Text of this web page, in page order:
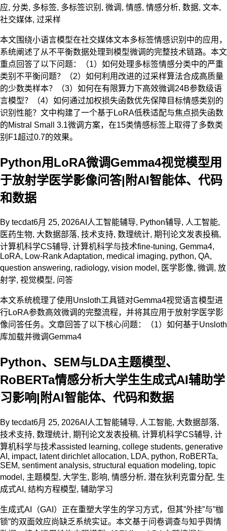
应, 分类, 多标签, 多标签识别 , 微调 , 情感, 情感分析, 数据, 文本,
社交媒体, 过采样
本文围绕小语言模型在社交媒体文本多标签情感识别中的应用，
系统阐述了从不平衡数据处理到模型微调的完整技术链路。本文
重点回答了以下问题：（1）如何处理多标签情感分类中的严重
类别不平衡问题？（2）如何利用改进的过采样算法合成高质量
的少数类样本？（3）如何在有限算力下高效微调24B参数级语
言模型？（4）如何通过加权损失函数优先保障目标情感类别的
识别性能？文中构建了一个基于LoRA低秩适配与焦点损失函数
的Mistral Small 3.1微调方案，在15类情感标签上取得了多数类
别F1超过0.7的效果。
Python用LoRA微调Gemma4视觉模型用
于放射学医学影像问答|附AI智能体、代码
和数据
By tecdat6月 25, 2026AI人工智能辅导, Python辅导, 人工智能,
医药生物, 大数据部落, 技术支持, 数理统计, 期刊论文发表投稿,
计算机科学CS辅导, 计算机科学与技术fine-tuning, Gemma4,
LoRA, Low-Rank Adaptation, medical imaging, python, QA,
question answering, radiology, vision model , 医学影像, 微调 , 放
射学, 视觉模型, 问答
本文系统梳理了使用Unsloth工具链对Gemma4视觉语言模型进
行LoRA参数高效微调的完整流程，并将其应用于放射学医学影
像问答任务。文章回答了以下核心问题：（1）如何基于Unsloth
库加载并微调Gemma4
Python、SEM与LDA主题模型、
RoBERTa情感分析大学生生成式AI辅助学
习影响|附AI智能体、代码和数据
By tecdat6月 25, 2026AI人工智能辅导, 人工智能, 大数据部落,
技术支持, 数理统计, 期刊论文发表投稿, 计算机科学CS辅导, 计
算机科学与技术assisted learning, college students, generative
AI , impact, latent dirichlet allocation, LDA, python, RoBERTa,
SEM, sentiment analysis, structural equation modeling, topic
model , 主题模型, 大学生, 影响, 情感分析, 潜在狄利克雷分配, 生
成式AI , 结构方程模型, 辅助学习
生成式AI（GAI）正在重塑大学生的学习方式，但其”外挂”与”枷
锁”的双面效应尚缺乏系统实证。本文基于问卷调查与知乎舆情